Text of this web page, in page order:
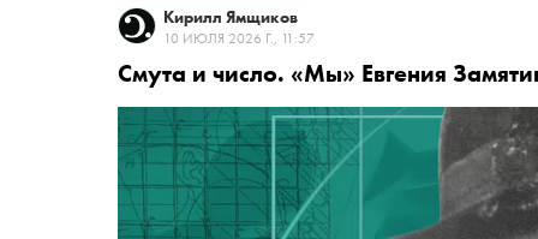
Кирилл Ямщиков
10 ИЮЛЯ 2026 Г., 11:57
Смута и число. «Мы» Евгения